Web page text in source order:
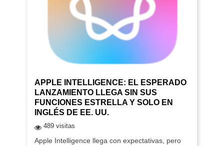
APPLE INTELLIGENCE: EL ESPERADO
LANZAMIENTO LLEGA SIN SUS
FUNCIONES ESTRELLA Y SOLO EN
INGLÉS DE EE. UU.
489 visitas
Apple Intelligence llega con expectativas, pero